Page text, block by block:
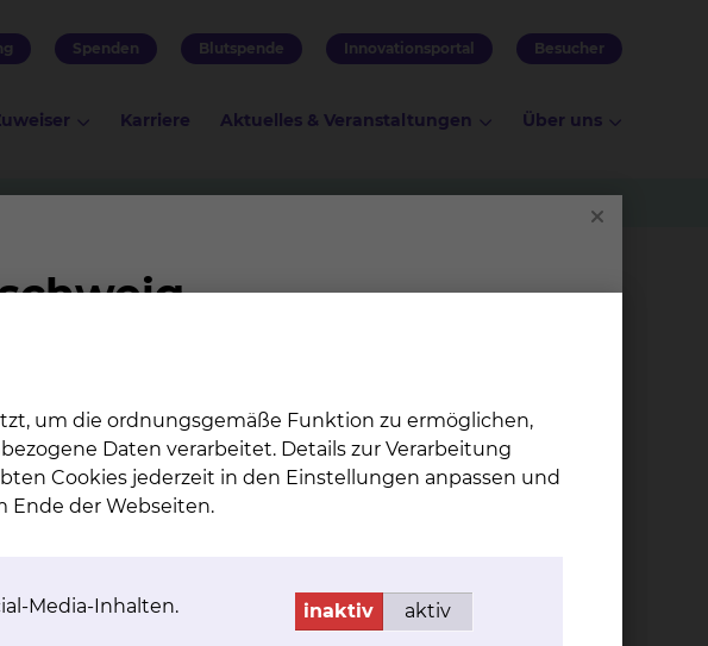
Spenden Blutspende Innovationsportal Besucher
Karriere Aktuelles & Veranstaltungen Über uns
ausgestattet ist, genutzt, um den Körper oder einzelne
um die ordnungsgemäße Funktion zu ermöglichen,
Daten verarbeitet. Details zur Verarbeitung
Cookies jederzeit in den Einstellungen anpassen und
Ende der Webseiten.
Media-Inhalten. inaktiv aktiv